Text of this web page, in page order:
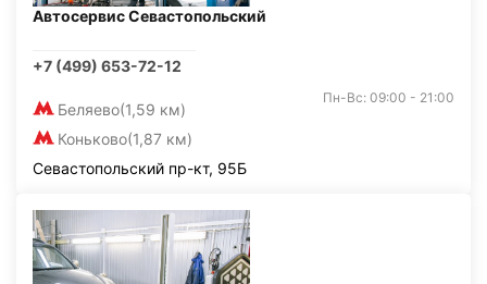
Автосервис Севастопольский
+7 (499) 653-72-12
Беляево(1,59 км)
Коньково(1,87 км)
Пн-Вс: 09:00 - 21:00
Севастопольский пр-кт, 95Б